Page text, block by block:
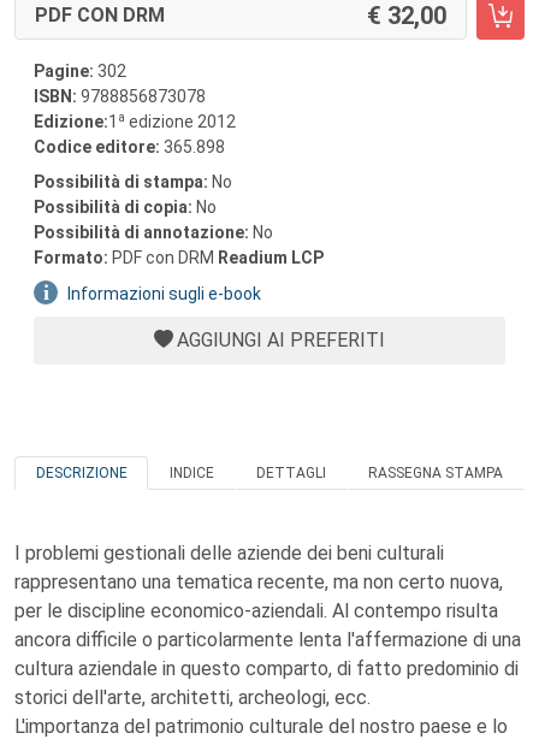
PDF CON DRM 32,00
Pagine: 302
ISBN: 9788856873078
Edizione:1 a edizione 2012
Codice editore: 365.898
Possibilità di stampa: No
Possibilità di copia: No
Possibilità di annotazione: No
Formato: PDF con DRM Readium LCP
Informazioni sugli e-book
AGGIUNGI AI PREFERITI
DESCRIZIONE INDICE DETTAGLI RASSEGNA STAMPA
I problemi gestionali delle aziende dei beni culturali
rappresentano una tematica recente, ma non certo nuova,
per le discipline economico-aziendali. Al contempo risulta
ancora difficile o particolarmente lenta l'affermazione di una
cultura aziendale in questo comparto, di fatto predominio di
storici dell'arte, architetti, archeologi, ecc.
L'importanza del patrimonio culturale del nostro paese e lo